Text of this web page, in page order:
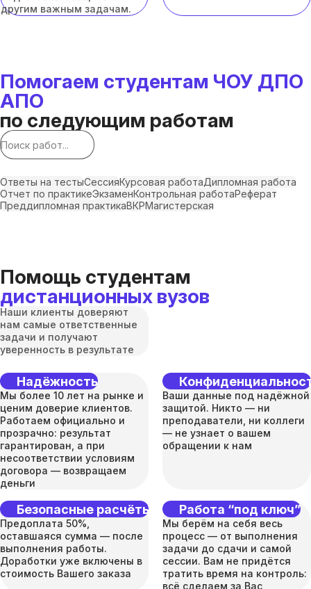
другим важным задачам.
Помогаем студентам ЧОУ ДПО
АПО
по следующим работам
Ответы на тестыСессияКурсовая работаДипломная работа
Отчет по практикеЭкзаменКонтрольная работаРеферат
Преддипломная практикаВКРМагистерская
Помощь студентам
дистанционных вузов
Наши клиенты доверяют
нам самые ответственные
задачи и получают
уверенность в результате
Надёжность
Мы более 10 лет на рынке и
ценим доверие клиентов.
Работаем официально и
прозрачно: результат
гарантирован, а при
несоответствии условиям
договора — возвращаем
деньги
Ваши данные под надёжной
защитой. Никто — ни
преподаватели, ни коллеги
— не узнает о вашем
обращении к нам
Безопасные расчёты
Предоплата 50%,
оставшаяся сумма — после
выполнения работы.
Доработки уже включены в
стоимость Вашего заказа
Работа “под ключ”
Мы берём на себя весь
процесс — от выполнения
задачи до сдачи и самой
сессии. Вам не придётся
тратить время на контроль:
всё сделаем за Вас